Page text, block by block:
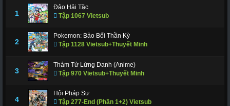
1
Đảo Hải Tặc
Tập 1067 Vietsub
2
Pokemon: Bảo Bối Thần Kỳ
Tập 1128 Vietsub+Thuyết Minh
3
Thám Tử Lừng Danh (Anime)
Tập 970 Vietsub+Thuyết Minh
4
Hội Pháp Sư
Tập 277-End (Phần 1+2) Vietsub